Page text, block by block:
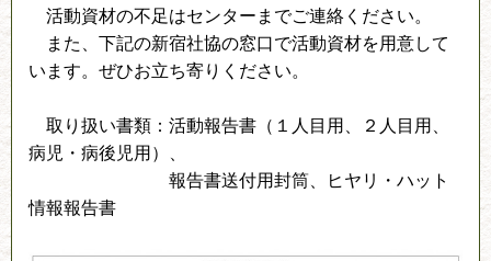
活動資材の不足はセンターまでご連絡ください。
また、下記の新宿社協の窓口で活動資材を用意して
います。ぜひお立ち寄りください。
取り扱い書類：活動報告書（１人目用、２人目用、
病児・病後児用）、
報告書送付用封筒、ヒヤリ・ハット
情報報告書